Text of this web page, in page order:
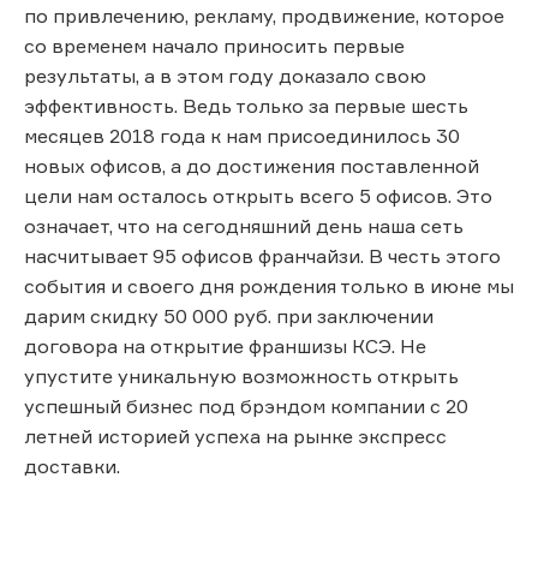
по привлечению, рекламу, продвижение, которое
со временем начало приносить первые
результаты, а в этом году доказало свою
эффективность. Ведь только за первые шесть
месяцев 2018 года к нам присоединилось 30
новых офисов, а до достижения поставленной
цели нам осталось открыть всего 5 офисов. Это
означает, что на сегодняшний день наша сеть
насчитывает 95 офисов франчайзи. В честь этого
события и своего дня рождения только в июне мы
дарим скидку 50 000 руб. при заключении
договора на открытие франшизы КСЭ. Не
упустите уникальную возможность открыть
успешный бизнес под брэндом компании с 20
летней историей успеха на рынке экспресс
доставки.